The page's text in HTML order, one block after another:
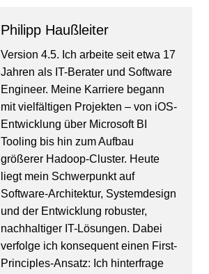
Philipp Haußleiter
Version 4.5. Ich arbeite seit etwa 17
Jahren als IT-Berater und Software
Engineer. Meine Karriere begann
mit vielfältigen Projekten – von iOS-
Entwicklung über Microsoft BI
Tooling bis hin zum Aufbau
größerer Hadoop-Cluster. Heute
liegt mein Schwerpunkt auf
Software-Architektur, Systemdesign
und der Entwicklung robuster,
nachhaltiger IT-Lösungen. Dabei
verfolge ich konsequent einen First-
Principles-Ansatz: Ich hinterfrage